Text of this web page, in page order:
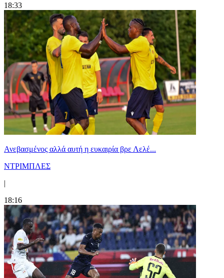
18:33
Ανεβασμένος αλλά αυτή η ευκαιρία βρε Λελέ...
ΝΤΡΙΜΠΛΕΣ
|
18:16